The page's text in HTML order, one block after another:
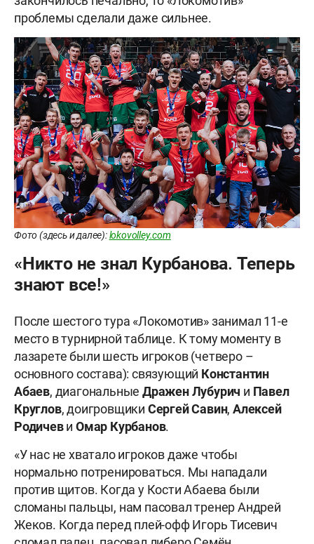
проблемы сделали даже сильнее.
Фото (здесь и далее):lokovolley.com
«Никто не знал Курбанова. Теперь
знают все!»
После шестого тура «Локомотив» занимал 11-е
место в турнирной таблице. К тому моменту в
лазарете были шесть игроков (четверо –
основного состава): связующий Константин
Абаев, диагональные Дражен Лубурич и Павел
Круглов, доигровщики Сергей Савин,Алексей
Родичеви Омар Курбанов.
«У нас не хватало игроков даже чтобы
нормально потренироваться. Мы нападали
против щитов. Когда у Кости Абаева были
сломаны пальцы, нам пасовал тренер Андрей
Жеков. Когда перед плей-офф Игорь Тисевич